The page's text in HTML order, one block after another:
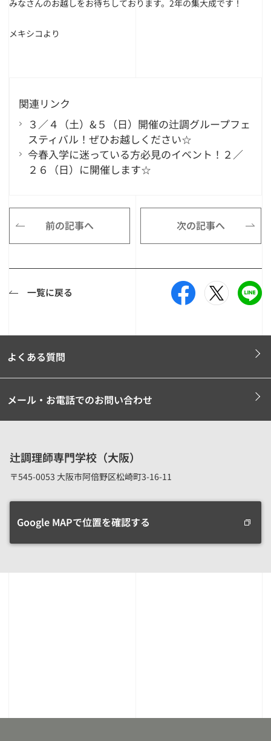
みなさんのお越しをお待ちしております。2年の集大成です！
メキシコより
関連リンク
３／４（土）&５（日）開催の辻調グループフェ
スティバル！ぜひお越しください☆
今春入学に迷っている方必見のイベント！２／
２６（日）に開催します☆
前の記事へ 次の記事へ
一覧に戻る
よくある質問
メール・お電話でのお問い合わせ
辻調理師専門学校（大阪）
〒545-0053 大阪市阿倍野区松崎町3-16-11
Google MAPで位置を確認する